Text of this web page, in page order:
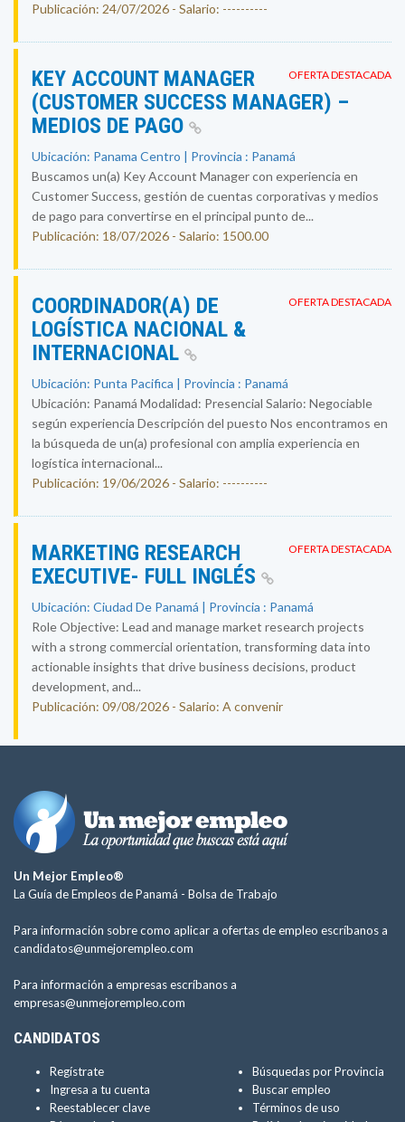
Publicación: 24/07/2026 - Salario: ----------
OFERTA DESTACADA
KEY ACCOUNT MANAGER
(CUSTOMER SUCCESS MANAGER) –
MEDIOS DE PAGO
Ubicación: Panama Centro | Provincia : Panamá
Buscamos un(a) Key Account Manager con experiencia en
Customer Success, gestión de cuentas corporativas y medios
de pago para convertirse en el principal punto de...
Publicación: 18/07/2026 - Salario: 1500.00
OFERTA DESTACADA
COORDINADOR(A) DE
LOGÍSTICA NACIONAL &
INTERNACIONAL
Ubicación: Punta Pacifica | Provincia : Panamá
Ubicación: Panamá Modalidad: Presencial Salario: Negociable
según experiencia Descripción del puesto Nos encontramos en
la búsqueda de un(a) profesional con amplia experiencia en
logística internacional...
Publicación: 19/06/2026 - Salario: ----------
OFERTA DESTACADA
MARKETING RESEARCH
EXECUTIVE- FULL INGLÉS
Ubicación: Ciudad De Panamá | Provincia : Panamá
Role Objective: Lead and manage market research projects
with a strong commercial orientation, transforming data into
actionable insights that drive business decisions, product
development, and...
Publicación: 09/08/2026 - Salario: A convenir
Un Mejor Empleo®
La Guía de Empleos de Panamá - Bolsa de Trabajo
Para información sobre como aplicar a ofertas de empleo escríbanos a
candidatos@unmejorempleo.com
Para información a empresas escríbanos a
empresas@unmejorempleo.com
CANDIDATOS
Regístrate
Ingresa a tu cuenta
Reestablecer clave
Búsquedas por Provincia
Buscar empleo
Términos de uso